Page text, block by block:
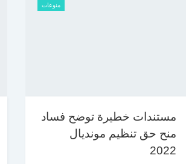
منوعات
مستندات خطيرة توضح فساد
منح حق تنظيم مونديال
2022